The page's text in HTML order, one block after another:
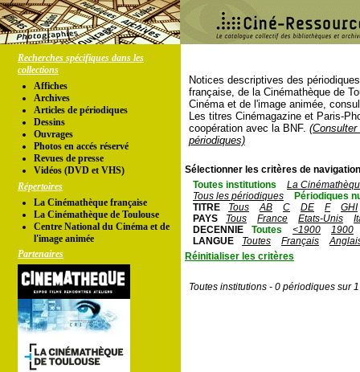
Recherches spécifiques dans les
collections
Affiches
Archives
Articles de périodiques
Dessins
Ouvrages
Photos en accés réservé
Revues de presse
Vidéos (DVD et VHS)
Répertoires
La Cinémathèque française
La Cinémathèque de Toulouse
Centre National du Cinéma et de
l'image animée
Partenaires
Notices descriptives des
française, de la Cinémathèque de
Cinéma et de l'image animée,
Les titres Cinémagazine et Paris-
coopération avec la BNF.
périodiques)
Sélectionner les critères de
Toutes institutions
La
Tous les périodiques
Périodiques
TITRE
Tous AB C DE F
GHI
PAYS
Tous France Etats-Unis
DECENNIE
Toutes <1900
1900
LANGUE
Toutes Français
Réinitialiser les critères
Toutes institutions - 0 périodiques sur